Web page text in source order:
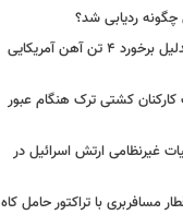
چگونه ردیابی شد؟
ببینید | اتفاق عجیب بدلیل برخورد ۴ تن آهن آمریکایی
کشتی ترک هنگام عبور
غیرنظامی ارتش اسرائیل در
مسافربری با تراکتور حامل کاه